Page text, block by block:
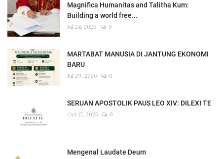
Magnifica Humanitas and Talitha Kum:
Building a world free...
Jul 24, 2026 0
MARTABAT MANUSIA DI JANTUNG EKONOMI
BARU
Jul 29, 2026 0
SERUAN APOSTOLIK PAUS LEO XIV: DILEXI TE
Oct 17, 2025 0
Mengenal Laudate Deum